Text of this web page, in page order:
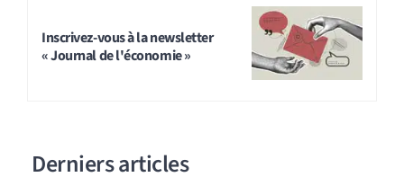
Inscrivez-vous à la newsletter
« Journal de l'économie »
Derniers articles